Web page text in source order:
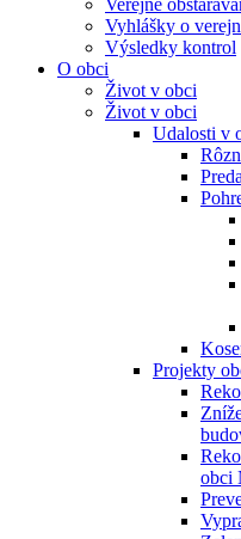
Verejné
Vyhlášky o
Výsledky kontrol
O obci
Život v obci
Život v obci
Udalosti v
Projekty
obci